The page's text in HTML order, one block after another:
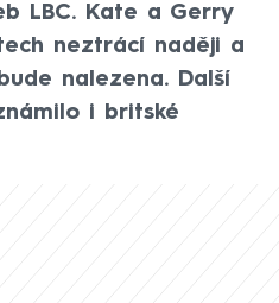
LBC. Kate a Gerry
neztrácí naději a
nalezena. Další
i britské